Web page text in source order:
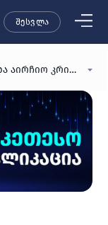
შესვლა
შეჯამება – რატომ უნდა აირჩიო კრიპტალის აპლიკაცია